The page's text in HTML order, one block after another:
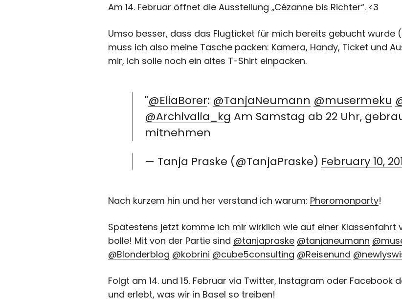
Am 14. Februar öffnet die Ausstellung„Cézanne bis Richter“. <3
Umso besser, dass das Flugticket für mich bereits gebucht wurde
muss ich also meine Tasche packen: Kamera, Handy, Ticket und
mir, ich solle noch ein altes T-Shirt einpacken.
"@EliaBorer: @TanjaNeumann @musermeku
@Archivalia_kg Am Samstag ab 22 Uhr,
mitnehmen
— Tanja Praske (@TanjaPraske) February 10,
Nach kurzem hin und her verstand ich warum: Pheromonparty!
Spätestens jetzt komme ich mir wirklich wie auf einer
bolle! Mit von der Partie sind @tanjapraske @tanjaneumann
@Blonderblog @kobrini @cube5consulting @Reisenund
Folgt am 14. und 15. Februar via Twitter, Instagram oder Facebook
und erlebt, was wir in Basel so treiben!